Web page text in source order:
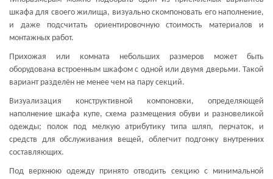
шкафа для своего жилища, визуально скомпоновать его наполнение,
и даже подсчитать ориентировочную стоимость материалов и
монтажных работ.
Прихожая или комната небольших размеров может быть
оборудована встроенным шкафом с одной или двумя дверьми. Такой
вариант разделён не менее чем на пару секций.
Визуализация конструктивной компоновки, определяющей
наполнение шкафа купе, схема размещения обуви и разновеликой
одежды; полок под мелкую атрибутику типа шляп, перчаток, и
средств для обслуживания вещей, облегчит подгонку внутренних
составляющих.
Под верхнюю одежду принято отводить секцию с минимальной